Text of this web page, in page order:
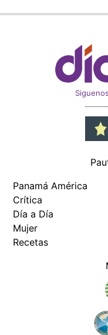
Panamá América
Crítica
Día a Día
Mujer
Recetas